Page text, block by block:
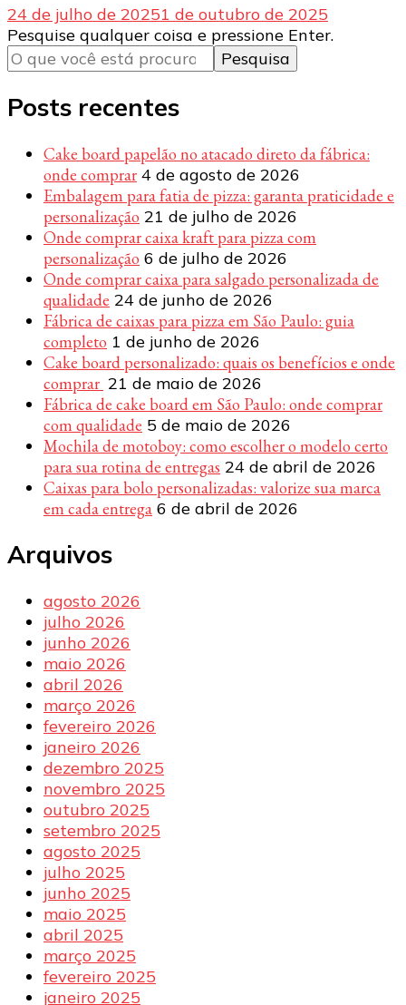
24 de julho de 20251 de outubro de 2025
Procurando
algo?
Pesquise qualquer coisa e pressione Enter.
Posts recentes
Cake board papelão no atacado direto da fábrica:
onde comprar 4 de agosto de 2026
Embalagem para fatia de pizza: garanta praticidade e
personalização 21 de julho de 2026
Onde comprar caixa kraft para pizza com
personalização 6 de julho de 2026
Onde comprar caixa para salgado personalizada de
qualidade 24 de junho de 2026
Fábrica de caixas para pizza em São Paulo: guia
completo 1 de junho de 2026
Cake board personalizado: quais os benefícios e onde
comprar 21 de maio de 2026
Fábrica de cake board em São Paulo: onde comprar
com qualidade 5 de maio de 2026
Mochila de motoboy: como escolher o modelo certo
para sua rotina de entregas 24 de abril de 2026
Caixas para bolo personalizadas: valorize sua marca
em cada entrega 6 de abril de 2026
Arquivos
agosto 2026
julho 2026
junho 2026
maio 2026
abril 2026
março 2026
fevereiro 2026
janeiro 2026
dezembro 2025
novembro 2025
outubro 2025
setembro 2025
agosto 2025
julho 2025
junho 2025
maio 2025
abril 2025
março 2025
fevereiro 2025
janeiro 2025